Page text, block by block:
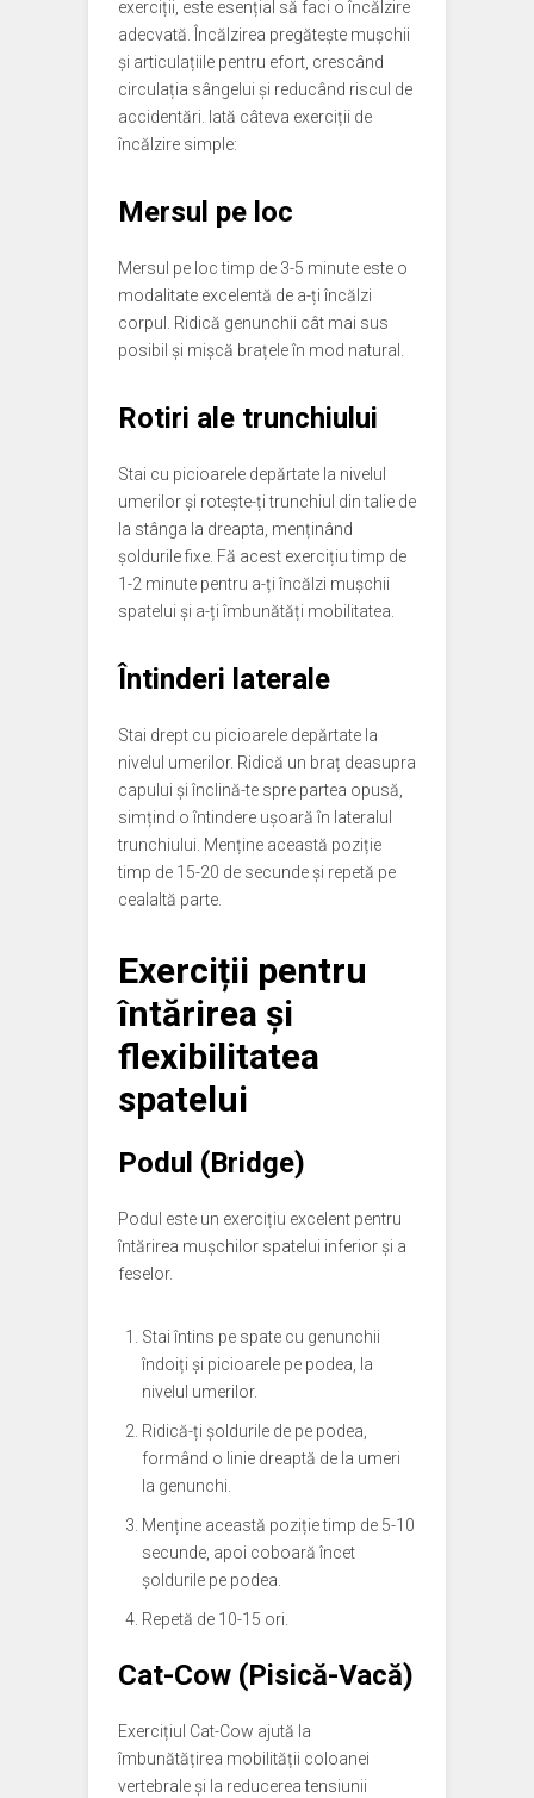
exerciții, este esențial să faci o încălzire
adecvată. Încălzirea pregătește mușchii
și articulațiile pentru efort, crescând
circulația sângelui și reducând riscul de
accidentări. Iată câteva exerciții de
încălzire simple:
Mersul pe loc
Mersul pe loc timp de 3-5 minute este o
modalitate excelentă de a-ți încălzi
corpul. Ridică genunchii cât mai sus
posibil și mișcă brațele în mod natural.
Rotiri ale trunchiului
Stai cu picioarele depărtate la nivelul
umerilor și rotește-ți trunchiul din talie de
la stânga la dreapta, menținând
șoldurile fixe. Fă acest exercițiu timp de
1-2 minute pentru a-ți încălzi mușchii
spatelui și a-ți îmbunătăți mobilitatea.
Întinderi laterale
Stai drept cu picioarele depărtate la
nivelul umerilor. Ridică un braț deasupra
capului și înclină-te spre partea opusă,
simțind o întindere ușoară în lateralul
trunchiului. Menține această poziție
timp de 15-20 de secunde și repetă pe
cealaltă parte.
Exerciții pentru
întărirea și
flexibilitatea
spatelui
Podul (Bridge)
Podul este un exercițiu excelent pentru
întărirea mușchilor spatelui inferior și a
feselor.
Stai întins pe spate cu genunchii
îndoiți și picioarele pe podea, la
nivelul umerilor.
Ridică-ți șoldurile de pe podea,
formând o linie dreaptă de la umeri
la genunchi.
Menține această poziție timp de 5-10
secunde, apoi coboară încet
șoldurile pe podea.
Repetă de 10-15 ori.
Cat-Cow (Pisică-Vacă)
Exercițiul Cat-Cow ajută la
îmbunătățirea mobilității coloanei
vertebrale și la reducerea tensiunii